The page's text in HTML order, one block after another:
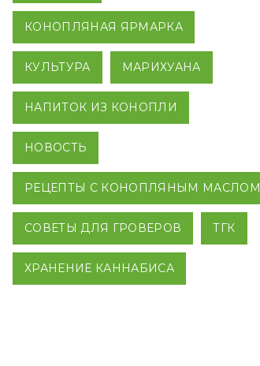
КОНОПЛЯНАЯ ЯРМАРКА
КУЛЬТУРА МАРИХУАНА
НАПИТОК ИЗ КОНОПЛИ
НОВОСТЬ
РЕЦЕПТЫ С КОНОПЛЯНЫМ МАСЛОМ
СОВЕТЫ ДЛЯ ГРОВЕРОВ ТГК
ХРАНЕНИЕ КАННАБИСА